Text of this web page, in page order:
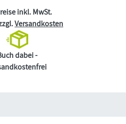
inkl. MwSt.
Versandkosten
dabei -